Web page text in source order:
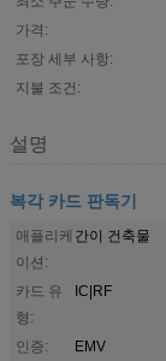
가격:
포장 세부 사항:
지불 조건:
설명
복각 카드 판독기
애플리케
이션:
간이 건축물
카드 유
형:
IC|RF
인증:
EMV